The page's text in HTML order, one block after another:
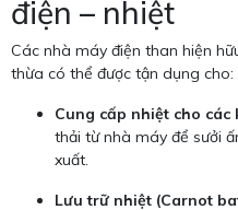
điện – nhiệt
Các nhà máy điện than hiện
thừa có thể được tận dụng cho:
Cung cấp nhiệt cho các
thải từ nhà máy để sưởi
xuất.
Lưu trữ nhiệt (Carnot